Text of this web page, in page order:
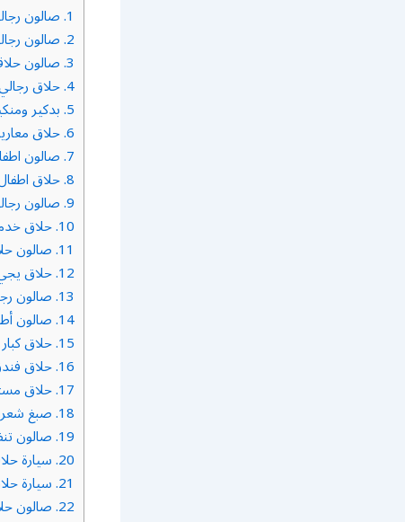
1. صالون
2. صالون
3. صالون
4. حلاق
5. بدكير
6. حلاق
7. صالون
8. حلاق
9. صالون
10. حلاق
11. صالون
12. حلاق
13. صالون
14. صالون
15. حلاق
16. حلاق
17. حلاق
18. صبغ
19. صالون
20. سيارة
21. سيارة
22. صالون